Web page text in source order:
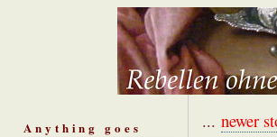
Anything goes ... newer